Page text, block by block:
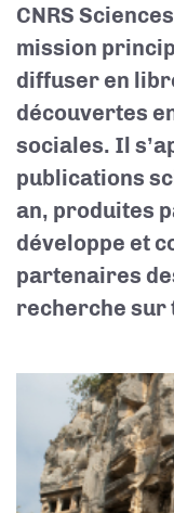
CNRS
mission
diffuser en
découvertes
sociales. Il
publications
an, produites
développe et
partenaires
recherche